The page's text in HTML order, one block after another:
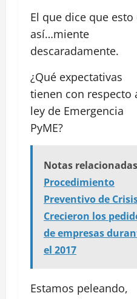
El que dice que esto
así…miente
descaradamente.
¿Qué expectativas
tienen con respecto
ley de Emergencia
PyME?
Notas relacionadas
Procedimiento
Preventivo de
Crecieron los
de empresas
el 2017
Estamos peleando,